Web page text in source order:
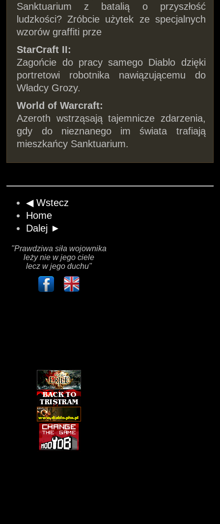
Sanktuarium z batalią o przyszłość
ludzkości? Zróbcie użytek ze specjalnych
wzorów graffiti prze
StarCraft II:
Zagońcie do pracy samego Diablo dzięki
portretowi robotnika nawiązującemu do
Władcy Grozy.
World of Warcraft:
Azeroth wstrząsają tajemnicze zdarzenia,
gdy do nieznanego im świata trafiają
mieszkańcy Sanktuarium.
◀ Wstecz
Home
Dalej ►
"Prawdziwa siła wojownika
leży nie w jego ciele
lecz w jego duchu"